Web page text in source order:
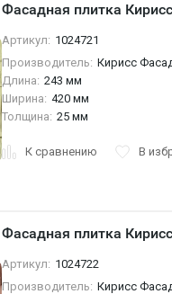
Фасадная плитка
Артикул: 1024721
Производитель: Кирисс
Длина: 243 мм
Ширина: 420 мм
Толщина: 25 мм
К сравнению В
Фасадная плитка
Артикул: 1024722
Производитель: Кирисс